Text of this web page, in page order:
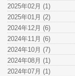
2025年02月 (1)
2025年01月 (2)
2024年12月 (6)
2024年11月 (6)
2024年10月 (7)
2024年08月 (1)
2024年07月 (1)